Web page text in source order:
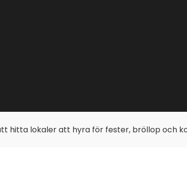
hitta lokaler att hyra för fester, bröllop och